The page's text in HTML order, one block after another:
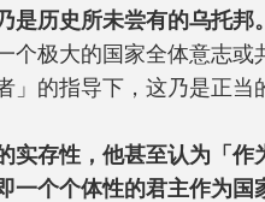
是历史所未尝有的乌托邦
个极大的国家全体意志或
」的指导下，这乃是正当
实存性，他甚至认为「作
一个个体性的君主作为国